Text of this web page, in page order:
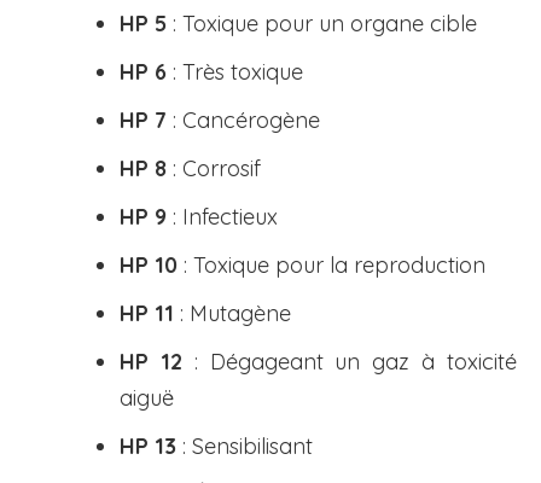
HP 5 : Toxique pour un organe cible
HP 6 : Très toxique
HP 7 : Cancérogène
HP 8 : Corrosif
HP 9 : Infectieux
HP 10 : Toxique pour la reproduction
HP 11 : Mutagène
HP 12 : Dégageant un gaz à toxicité
aiguë
HP 13 : Sensibilisant